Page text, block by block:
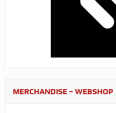
MERCHANDISE – WEBSHOP